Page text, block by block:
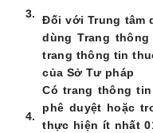
3.
Đối với Trung tâm
dùng Trang
trang thông tin
của Sở Tư pháp
4.
Có trang thông
phê duyệt hoặc
thực hiện ít nhất